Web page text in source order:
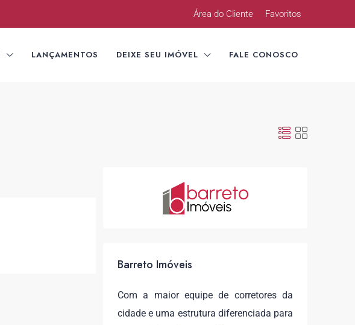
Área do Cliente Favoritos
LANÇAMENTOS DEIXE SEU IMÓVEL FALE CONOSCO
Barreto Imóveis
Com a maior equipe de corretores da
cidade e uma estrutura diferenciada para